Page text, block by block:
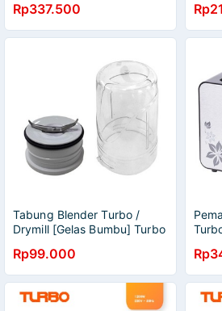
Rp337.500
Tabung Blender Turbo /
Drymill [Gelas Bumbu] Turbo
Rp99.000